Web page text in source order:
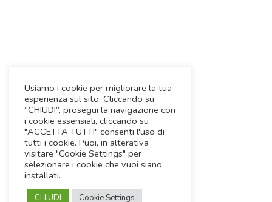
Usiamo i cookie per migliorare la tua
esperienza sul sito. Cliccando su
“CHIUDI”, prosegui la navigazione con
i cookie essensiali, cliccando su
"ACCETTA TUTTI" consenti l'uso di
tutti i cookie. Puoi, in alterativa
visitare "Cookie Settings" per
selezionare i cookie che vuoi siano
installati.
CHIUDI Cookie Settings